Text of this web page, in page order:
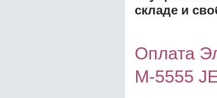
складе и
Оплата
M-5555